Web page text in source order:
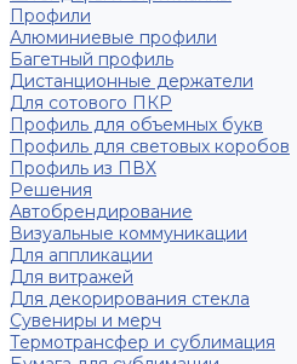
Профили
Алюминиевые профили
Багетный профиль
Дистанционные держатели
Для сотового ПКР
Профиль для объемных букв
Профиль для световых коробов
Профиль из ПВХ
Решения
Автобрендирование
Визуальные коммуникации
Для аппликации
Для витражей
Для декорирования стекла
Сувениры и мерч
Термотрансфер и сублимация